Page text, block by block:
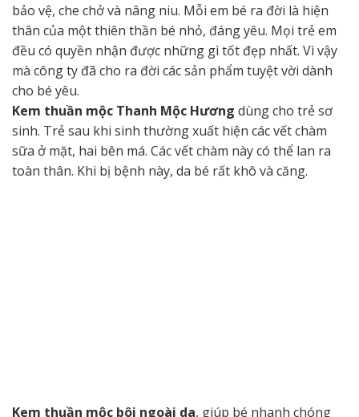
bảo vệ, che chở và nâng niu. Mỗi em bé ra đời là hiện
thân của một thiên thần bé nhỏ, đáng yêu. Mọi trẻ em
đều có quyền nhận được những gì tốt đẹp nhất. Vì vậy
mà công ty đã cho ra đời các sản phẩm tuyệt vời dành
cho bé yêu.
Kem thuần mộc Thanh Mộc Hương dùng cho trẻ sơ
sinh. Trẻ sau khi sinh thường xuất hiện các vết chàm
sữa ở mặt, hai bên má. Các vết chàm này có thể lan ra
toàn thân. Khi bị bệnh này, da bé rất khô và căng.
Kem thuần mộc bôi ngoài da, giúp bé nhanh chóng